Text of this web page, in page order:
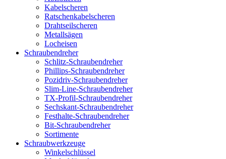
Kabelscheren
Ratschenkabelscheren
Drahtseilscheren
Metallsägen
Locheisen
Schraubendreher
Schlitz-Schraubendreher
Phillips-Schraubendreher
Pozidriv-Schraubendreher
Slim-Line-Schraubendreher
TX-Profil-Schraubendreher
Sechskant-Schraubendreher
Festhalte-Schraubendreher
Bit-Schraubendreher
Sortimente
Schraubwerkzeuge
Winkelschlüssel